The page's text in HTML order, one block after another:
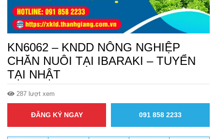
KN6062 – KNDD NÔNG NGHIỆP
CHĂN NUÔI TẠI IBARAKI – TUYỂN
TẠI NHẬT
287 lượt xem
ĐĂNG KÝ NGAY 091 858 2233